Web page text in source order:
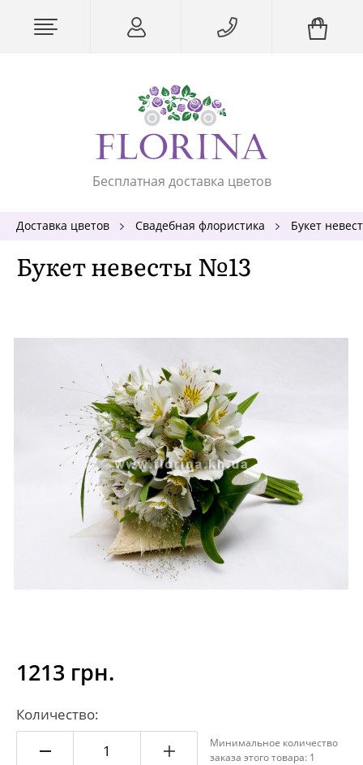
Бесплатная доставка цветов
Доставка цветов Свадебная флористика Букет
Букет невесты №13
1213 грн.
Количество:
Минимальное количество
заказа этого товара: 1